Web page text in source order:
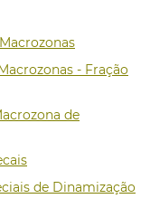
- Fração
de
de Dinamização